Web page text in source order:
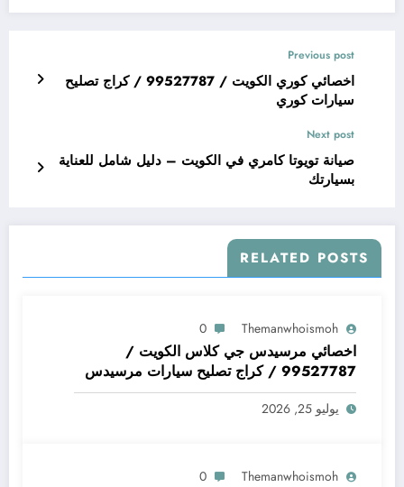
Previous post
اخصائي كوري الكويت / 99527787 / كراج تصليح
سيارات كوري
Next post
صيانة تويوتا كامري في الكويت – دليل شامل للعناية
بسيارتك
RELATED POSTS
Themanwhoismoh
0
اخصائي مرسيدس جي كلاس الكويت /
99527787 / كراج تصليح سيارات مرسيدس
جي كلاس
يوليو 25, 2026
Themanwhoismoh
0